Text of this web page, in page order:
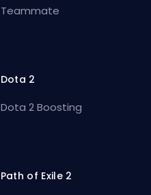
Teammate
Dota 2
Dota 2 Boosting
Path of Exile 2